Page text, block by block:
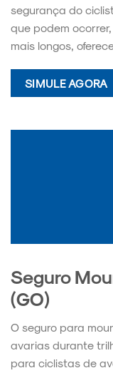
segurança do
que podem
mais longos,
SIMULE AGORA
Seguro
(GO)
O seguro para
avarias durante
para ciclistas de